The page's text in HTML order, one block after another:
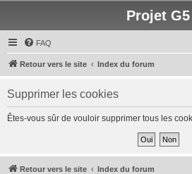
Projet G5
FAQ
Retour vers le site Index du forum
Supprimer les cookies
Êtes-vous sûr de vouloir supprimer tous les
Retour vers le site Index du forum